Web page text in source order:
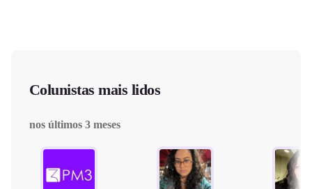
Colunistas mais lidos
nos últimos 3 meses